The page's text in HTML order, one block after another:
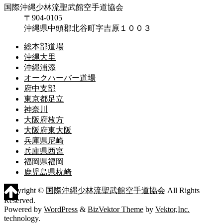
国際沖縄少林流聖武館空手道協会
〒904-0105
沖縄県中頭郡北谷町字吉原１００３
総本部道場
沖縄大里
沖縄浦添
オークハーバー道場
府中支部
東京都足立
神奈川
大阪府枚方
大阪府東大阪
兵庫県尼崎
兵庫県西宮
福岡県福岡
鹿児島県枕崎
Copyright © 国際沖縄少林流聖武館空手道協会 All Rights
Reserved.
Powered by WordPress & BizVektor Theme by Vektor,Inc.
technology.